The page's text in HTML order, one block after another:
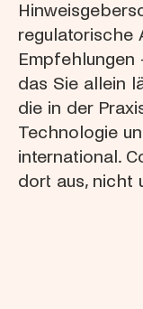
regulatorische
Empfehlungen
das Sie allein
die in der
Technologie
international.
dort aus, nicht